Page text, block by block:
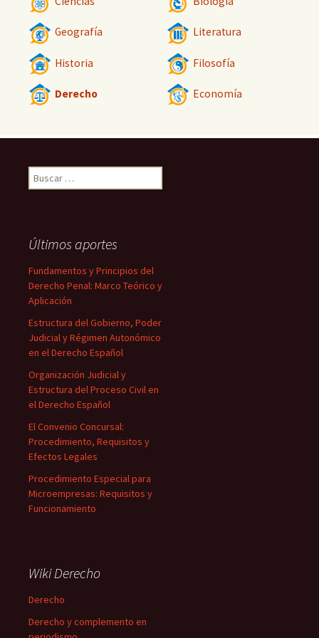
Geografía Literatura
Historia Filosofía
Derecho Economía
Buscar:
Últimos aportes
Fundamentos y Principios del
Derecho Penal: Marco Teórico y
Aplicación
Estructura del Gobierno, Poder
Judicial y Régimen Autonómico
en el Derecho Español
Organización Judicial y
Estructura del Proceso Civil en
el Derecho Español
El Convenio Concursal:
Procedimiento, Requisitos y
Efectos Legales
Procedimiento Especial para
Microempresas: Requisitos y
Funcionamiento
Wiki Derecho
Derecho
Derecho y complemento en